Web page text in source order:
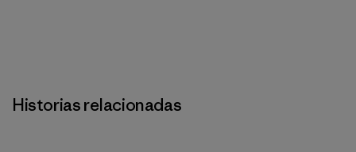
Historias relacionadas